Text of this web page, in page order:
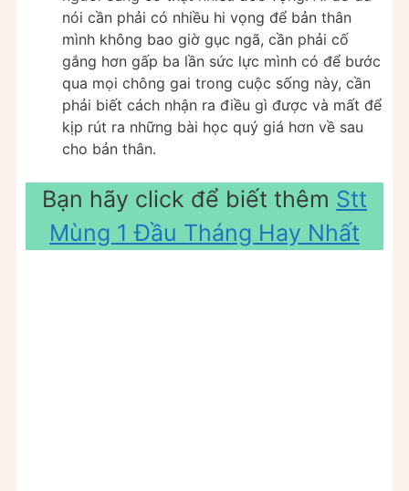
nói cần phải có nhiều hi vọng để bản thân
mình không bao giờ gục ngã, cần phải cố
gắng hơn gấp ba lần sức lực mình có để bước
qua mọi chông gai trong cuộc sống này, cần
phải biết cách nhận ra điều gì được và mất để
kịp rút ra những bài học quý giá hơn về sau
cho bản thân.
Bạn hãy click để biết thêm Stt
Mùng 1 Đầu Tháng Hay Nhất